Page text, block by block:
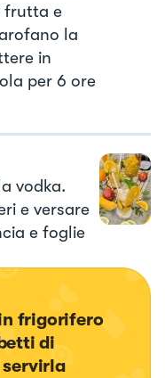
frutta e
la
in
per 6 ore
vodka.
e versare
e foglie
frigorifero
di